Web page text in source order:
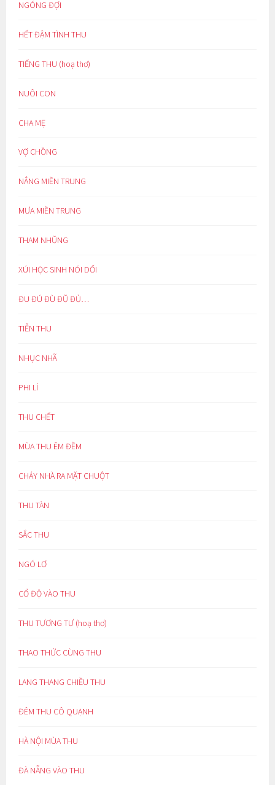
NGÓNG ĐỢI
HẾT ĐẬM TÌNH THU
TIẾNG THU (hoạ thơ)
NUÔI CON
CHA MẸ
VỢ CHỒNG
NẮNG MIỀN TRUNG
MƯA MIỀN TRUNG
THAM NHŨNG
XÚI HỌC SINH NÓI DỐI
ĐU ĐÚ ĐÙ ĐŨ ĐỦ…
TIỄN THU
NHỤC NHÃ
PHI LÍ
THU CHẾT
MÙA THU ÊM ĐỀM
CHÁY NHÀ RA MẶT CHUỘT
THU TÀN
SẮC THU
NGÓ LƠ
CỔ ĐỘ VÀO THU
THU TƯƠNG TƯ (hoạ thơ)
THAO THỨC CÙNG THU
LANG THANG CHIỀU THU
ĐÊM THU CÔ QUẠNH
HÀ NỘI MÙA THU
ĐÀ NẴNG VÀO THU